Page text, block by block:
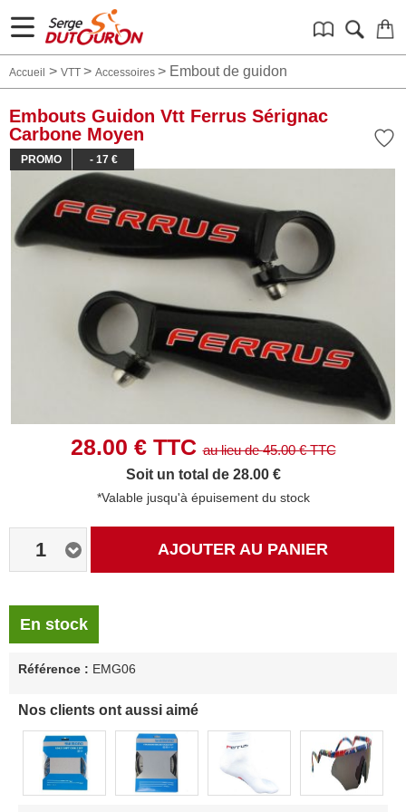
Accueil > VTT > Accessoires > Embout de guidon
Embouts Guidon Vtt Ferrus Sérignac
Carbone Moyen
PROMO - 17 €
28.00 € TTCau lieu de45.00€ TTC
Soit un total de 28.00 €
*Valable jusqu'à épuisement du stock
1 AJOUTER AU PANIER
En stock
Référence : EMG06
Nos clients ont aussi aimé